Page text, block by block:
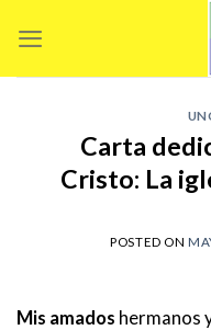
Carta
Cristo: La
POSTED ON
Mis amados hermanos